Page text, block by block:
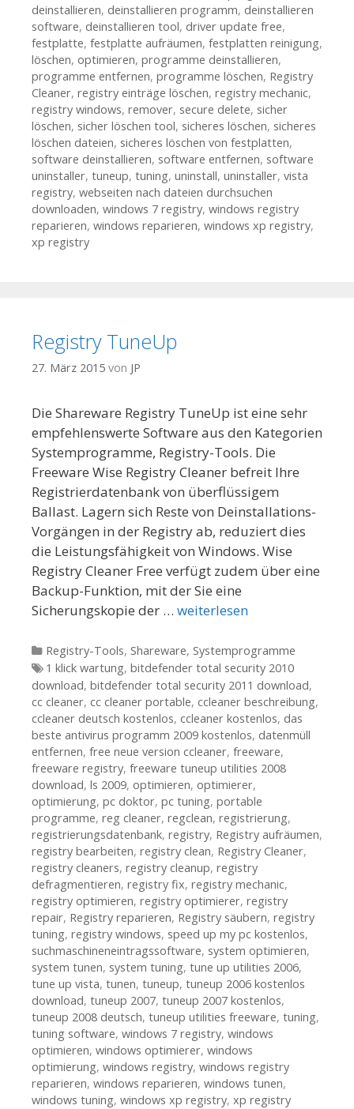
deinstallieren, deinstallieren programm, deinstallieren
software, deinstallieren tool, driver update free,
festplatte, festplatte aufräumen, festplatten reinigung,
löschen, optimieren, programme deinstallieren,
programme entfernen, programme löschen, Registry
Cleaner, registry einträge löschen, registry mechanic,
registry windows, remover, secure delete, sicher
löschen, sicher löschen tool, sicheres löschen, sicheres
löschen dateien, sicheres löschen von festplatten,
software deinstallieren, software entfernen, software
uninstaller, tuneup, tuning, uninstall, uninstaller, vista
registry, webseiten nach dateien durchsuchen
downloaden, windows 7 registry, windows registry
reparieren, windows reparieren, windows xp registry,
xp registry
Registry TuneUp
27. März 2015 von JP
Die Shareware Registry TuneUp ist eine sehr
empfehlenswerte Software aus den Kategorien
Systemprogramme, Registry-Tools. Die
Freeware Wise Registry Cleaner befreit Ihre
Registrierdatenbank von überflüssigem
Ballast. Lagern sich Reste von Deinstallations-
Vorgängen in der Registry ab, reduziert dies
die Leistungsfähigkeit von Windows. Wise
Registry Cleaner Free verfügt zudem über eine
Backup-Funktion, mit der Sie eine
Sicherungskopie der … weiterlesen
Kategorien
Registry-Tools, Shareware, Systemprogramme
Tags
1 klick wartung, bitdefender total security 2010
download, bitdefender total security 2011 download,
cc cleaner, cc cleaner portable, ccleaner beschreibung,
ccleaner deutsch kostenlos, ccleaner kostenlos, das
beste antivirus programm 2009 kostenlos, datenmüll
entfernen, free neue version ccleaner, freeware,
freeware registry, freeware tuneup utilities 2008
download, ls 2009, optimieren, optimierer,
optimierung, pc doktor, pc tuning, portable
programme, reg cleaner, regclean, registrierung,
registrierungsdatenbank, registry, Registry aufräumen,
registry bearbeiten, registry clean, Registry Cleaner,
registry cleaners, registry cleanup, registry
defragmentieren, registry fix, registry mechanic,
registry optimieren, registry optimierer, registry
repair, Registry reparieren, Registry säubern, registry
tuning, registry windows, speed up my pc kostenlos,
suchmaschineneintragssoftware, system optimieren,
system tunen, system tuning, tune up utilities 2006,
tune up vista, tunen, tuneup, tuneup 2006 kostenlos
download, tuneup 2007, tuneup 2007 kostenlos,
tuneup 2008 deutsch, tuneup utilities freeware, tuning,
tuning software, windows 7 registry, windows
optimieren, windows optimierer, windows
optimierung, windows registry, windows registry
reparieren, windows reparieren, windows tunen,
windows tuning, windows xp registry, xp registry